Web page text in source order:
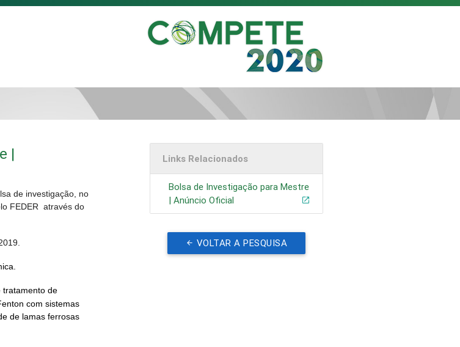
|
de investigação, no
FEDER através do
tratamento de
com sistemas
de lamas ferrosas
Links Relacionados
Bolsa de Investigação para Mestre
| Anúncio Oficial
VOLTAR A PESQUISA